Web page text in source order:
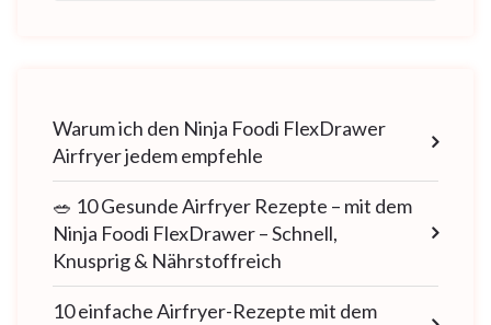
Warum ich den Ninja Foodi FlexDrawer
Airfryer jedem empfehle
🥗 10 Gesunde Airfryer Rezepte – mit dem
Ninja Foodi FlexDrawer – Schnell,
Knusprig & Nährstoffreich
10 einfache Airfryer-Rezepte mit dem